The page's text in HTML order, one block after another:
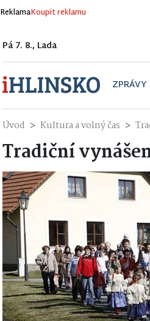
ReklamaKoupit reklamu
Pá 7. 8., Lada
ZPRÁVY
Úvod Kultura a volný čas
Tradiční